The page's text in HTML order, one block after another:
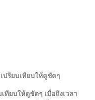
ปรียบเทียบให้ดูชัดๆ
ทียบให้ดูชัดๆ เมื่อถึงเวลา